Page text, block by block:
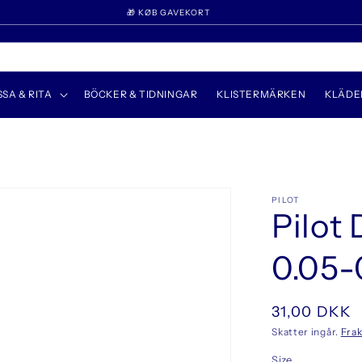
🎁 KØB GAVEKORT
& RITA BÖCKER & TIDNINGAR KLISTERMÄRKEN
PILOT
Pilot
0.05-
Ordinarie
pris
31,00 DKK
Skatter ingår.